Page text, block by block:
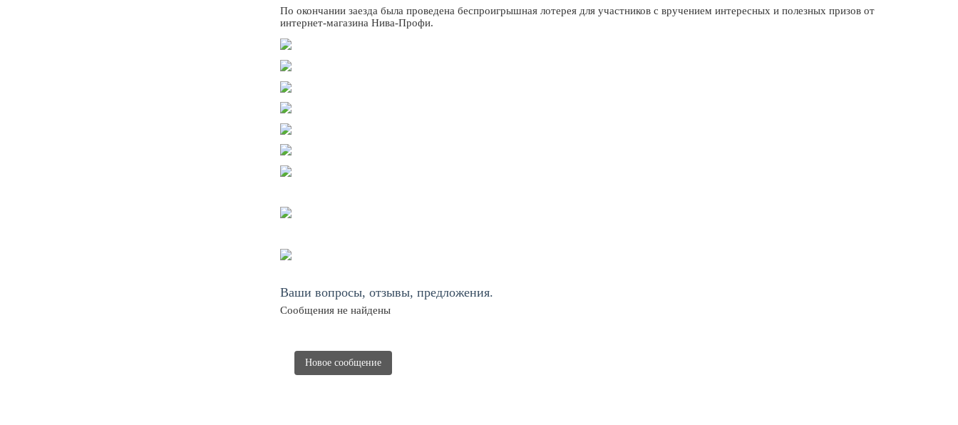
По окончании заезда была проведена беспроигрышная лотерея для участников с вручением интересных и полезных призов от
интернет-магазина Нива-Профи.
Ваши вопросы, отзывы, предложения.
Сообщения не найдены
Новое сообщение